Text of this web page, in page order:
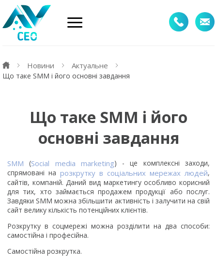
Новини Актуальне
Що таке SMM і його основні завдання
Що таке SMM і його
основні завдання
SMM (Social media marketing) - це комплексні заходи,
спрямовані на розкрутку в соціальних мережах людей,
сайтів, компаній. Даний вид маркетингу особливо корисний
для тих, хто займається продажем продукції або послуг.
Завдяки SMM можна збільшити активність і залучити на свій
сайт велику кількість потенційних клієнтів.
Розкрутку в соцмережі можна розділити на два способи:
самостійна і професійна.
Самостійна розкрутка.